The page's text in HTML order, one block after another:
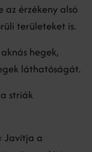
érzékeny alsó
területeket is.
hegek,
láthatóságát.
striák
Javítja a